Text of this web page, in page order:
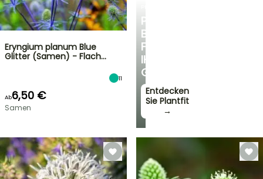
PERSÖNLICHE
BERATUNG
FÜR
IHREN
GARTEN
Entdecken
Sie Plantfit
→
Eryngium planum Blue
Glitter (Samen) - Flach…
11
Ab6,50 €
Samen